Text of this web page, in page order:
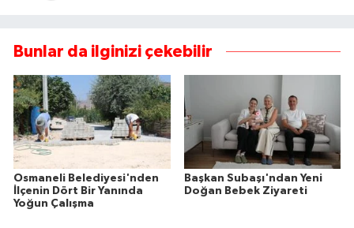
Bunlar da ilginizi çekebilir
Osmaneli Belediyesi'nden
İlçenin Dört Bir Yanında
Yoğun Çalışma
Başkan Subaşı'ndan Yeni
Doğan Bebek Ziyareti